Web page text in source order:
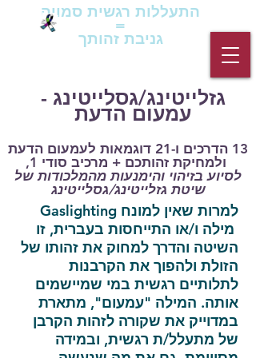
התעללות רגשית סמויה
=
גניבת זהותך
גזלייטינג/גסלייטינג -
עמעום הדעת
13 הדרכים ו-21 דוגמאות לעמעום הדעת
ולמחיקת זהותכם + מרכיב סודי 1,
לסיוע בזיהוי והימנעות מהמלכודות של
שיטת גזלייטינג/גסלייטינג
למרות שאין למונח Gaslighting
מילה ו/או התייחסות בעברית, זו
השיטה והדרך למחוק את זהותו של
הזולת ולהפוך את הקרבנות
לתלותיים רגשית במי שמיישמים
אותה. המילה "עמעום", מתארת
במדוייק את שקורה לזהות הקרבן
של מתעלל/ת רגשית, ובמידה